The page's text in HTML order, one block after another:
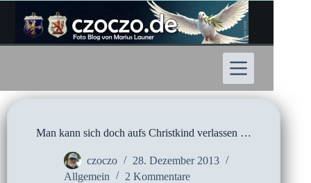
Inhalt
springen
Man kann sich doch aufs Christkind verlassen …
czoczo
28. Dezember 2013
Allgemein
2 Kommentare